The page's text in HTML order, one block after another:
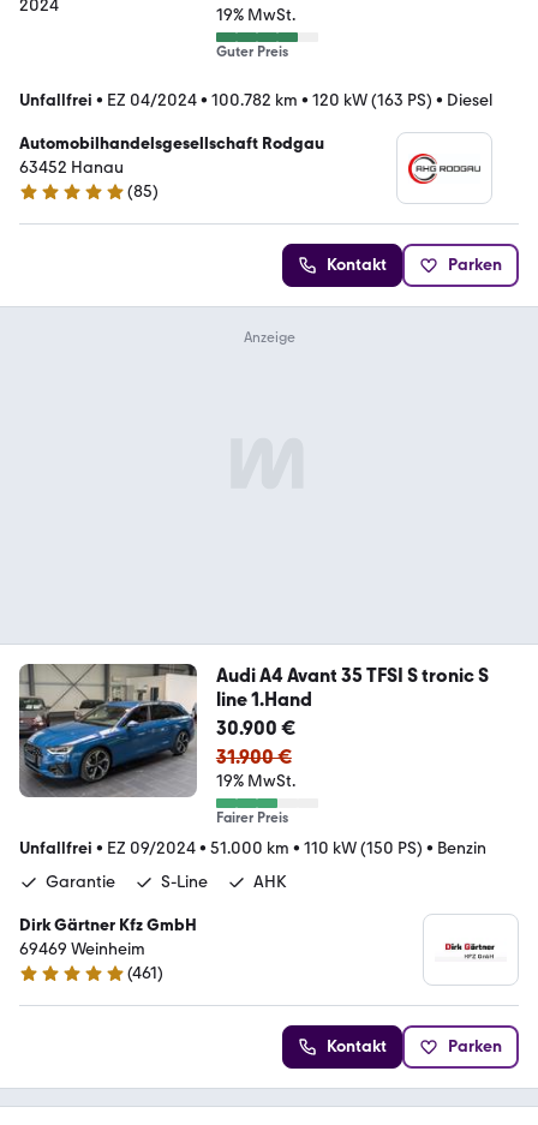
19% MwSt.
Guter Preis
Unfallfrei • EZ 04/2024• 100.782 km • 120 kW (163 PS) • Diesel
Automobilhandelsgesellschaft Rodgau
63452 Hanau
5 Sterne
(85)
Kontakt Parken
Audi A4 Avant 35 TFSI S tronic S
line 1.Hand
30.900 €
31.900 €
19% MwSt.
Fairer Preis
Unfallfrei • EZ 09/2024• 51.000 km • 110 kW (150 PS) • Benzin
Garantie
S-Line AHK
Dirk Gärtner Kfz GmbH
69469 Weinheim
4.9 Sterne
(461)
Kontakt Parken